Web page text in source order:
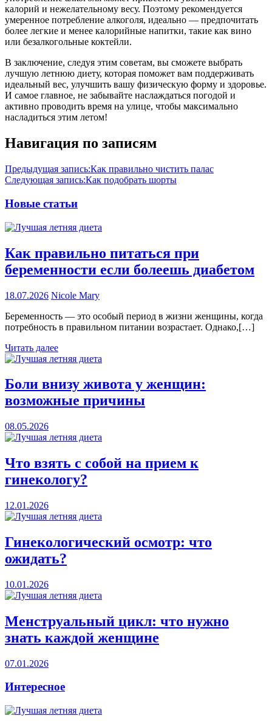
калорий и нежелательному весу. Поэтому рекомендуется
умеренное потребление алкоголя, идеально — предпочитать
более легкие и менее калорийные напитки, такие как вино
или безалкогольные коктейли.
В заключение, следуя этим советам, вы сможете выбрать
лучшую летнюю диету, которая поможет вам поддерживать
идеальный вес, улучшить вашу физическую форму и здоровье.
И самое главное, не забывайте наслаждаться погодой и
активно проводить время на улице, чтобы максимально
насладиться этим летом!
Навигация по записям
Предыдущая запись:Как правильно чистить палас
Следующая запись:Как подобрать шорты
Новые статьи
Как правильно питаться при
беременности если болеешь диабетом
18.07.2026 Nicole Mary
Беременность — это особый период в жизни женщины, когда
потребность в правильном питании возрастает. Однако,[…]
Читать далее
Боли внизу живота у женщин:
возможные причины
08.05.2026
Что взять с собой на прием к
гинекологу?
12.01.2026
Гинекологический осмотр: что
ожидать?
10.01.2026
Менструальный цикл: что нужно
знать каждой женщине
07.01.2026
Интересное